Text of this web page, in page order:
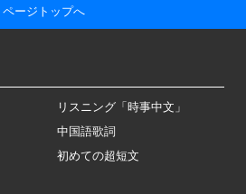
ページトップへ
リスニング「時事中文」
中国語歌詞
初めての超短文